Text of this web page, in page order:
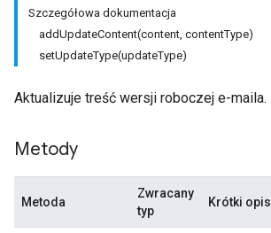
Szczegółowa dokumentacja
addUpdateContent(content, contentType)
setUpdateType(updateType)
Aktualizuje treść wersji roboczej e-maila.
Metody
Metoda
Zwracany
typ
Krótki opis